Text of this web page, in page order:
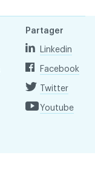
Partager
Linkedin
Facebook
Twitter
Youtube